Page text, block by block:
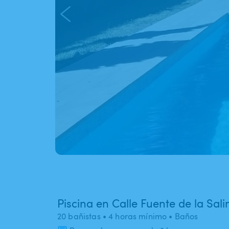
Piscina en Calle Fuente de la
20 bañistas • 4 horas mínimo • Baños